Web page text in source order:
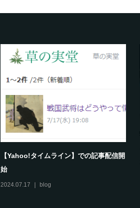
【Yahoo!タイムライン】での記事配信開
始
2024.07.17 blog